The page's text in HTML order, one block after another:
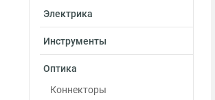
Электрика
Инструменты
Оптика
Коннекторы